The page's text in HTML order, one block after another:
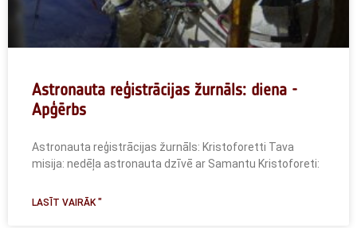
Astronauta reģistrācijas žurnāls: diena -
Apģērbs
Astronauta reģistrācijas žurnāls: Kristoforetti Tava
misija: nedēļa astronauta dzīvē ar Samantu Kristoforeti:
LASĪT VAIRĀK "